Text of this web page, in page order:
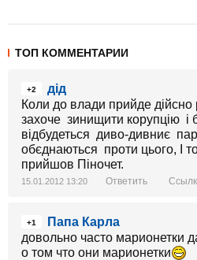
ТОП КОММЕНТАРИИ
+2
дід
Коли до влади прийде
захоче зинищити корупцію і
відбудеться диво-дивниє
обєднаються проти цього, І
прийшов Піночет.
15.01.2012 13:20 Ответить
+1
Папа Карла
довольно часто марионетки
о том что они марионетки